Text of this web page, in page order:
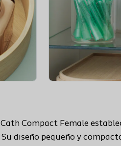
Compact Female
diseño pequeño y